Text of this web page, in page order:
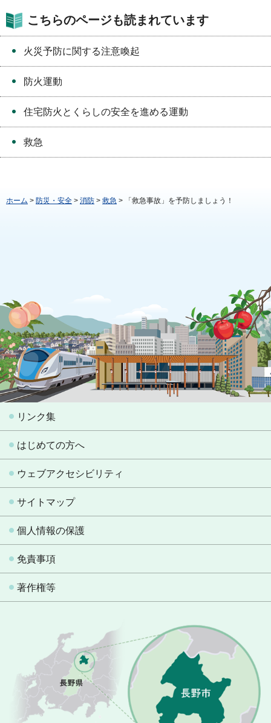
こちらのページも読まれています
火災予防に関する注意喚起
防火運動
住宅防火とくらしの安全を進める運動
救急
ホーム > 防災・安全 > 消防 > 救急 > 「救急事故」を予防しましょう！
リンク集
はじめての方へ
ウェブアクセシビリティ
サイトマップ
個人情報の保護
免責事項
著作権等